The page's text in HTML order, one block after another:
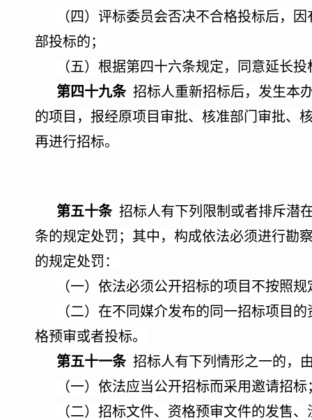
（四）评标委员会否决不合格投标后，
部投标的；
（五）根据第四十六条规定，同意延长
第四十九条 招标人重新招标后，发生本
的项目，报经原项目审批、核准部门审批、
再进行招标。
第五十条 招标人有下列限制或者排斥潜
条的规定处罚；其中，构成依法必须进行勘
的规定处罚：
（一）依法必须公开招标的项目不按照
（二）在不同媒介发布的同一招标项目
格预审或者投标。
第五十一条 招标人有下列情形之一的，
（一）依法应当公开招标而采用邀请招标
（二）招标文件、资格预审文件的发售